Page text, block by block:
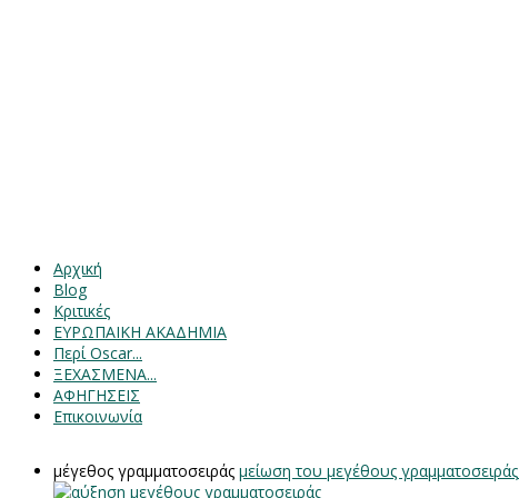
Αρχική
Blog
Κριτικές
ΕΥΡΩΠΑΙΚΗ ΑΚΑΔΗΜΙΑ
Περί Oscar...
ΞΕΧΑΣΜΕΝΑ...
ΑΦΗΓΗΣΕΙΣ
Επικοινωνία
μέγεθος γραμματοσειράς μείωση του μεγέθους γραμματοσειράς